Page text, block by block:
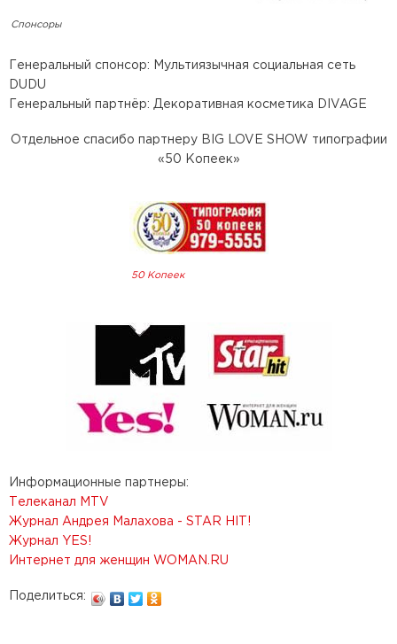
Спонсоры
Генеральный спонсор: Мультиязычная социальная сеть
DUDU
Генеральный партнёр: Декоративная косметика DIVAGE
Отдельное спасибо партнеру BIG LOVE SHOW типографии
«50 Копеек»
50 Копеек
Информационные партнеры:
Телеканал MTV
Журнал Андрея Малахова - STAR HIT!
Журнал YES!
Интернет для женщин WOMAN.RU
Поделиться: